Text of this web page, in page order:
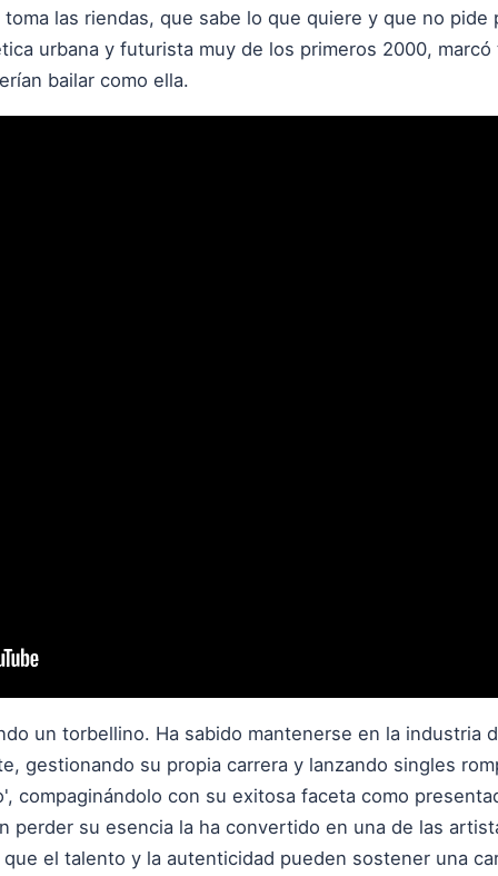
las riendas, que sabe lo que quiere y que no pide
urbana y futurista muy de los primeros 2000,
bailar como ella.
un torbellino. Ha sabido mantenerse en la industria
gestionando su propia carrera y lanzando singles
compaginándolo con su exitosa faceta como
perder su esencia la ha convertido en una de las
el talento y la autenticidad pueden sostener una